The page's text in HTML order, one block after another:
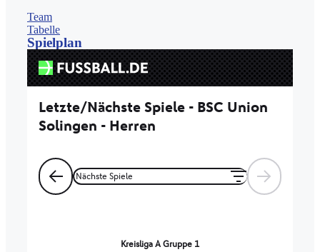
Team
Tabelle
Spielplan